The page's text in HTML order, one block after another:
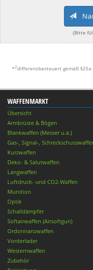
(Bitte
*2differenzbesteuert gemäß §25a
WAFFENMARKT
Übersicht
Armbrüste & Bögen
Blankwaffen (Messer u.ä.)
Gas-, Signal-,
Kurzwaffen
Deko- & Salutwaffen
Langwaffen
Luftdruck- und CO2-Waffen
Munition
Optik
Schalldämpfer
Softairwaffen (Airsoftgun)
Ordonnanzwaffen
Vorderlader
Westernwaffen
Zubehör